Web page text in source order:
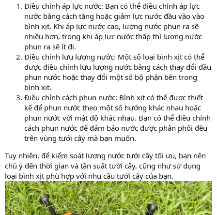
Điều chỉnh áp lực nước: Bạn có thể điều chỉnh áp lực
nước bằng cách tăng hoặc giảm lực nước đầu vào vào
bình xịt. Khi áp lực nước cao, lượng nước phun ra sẽ
nhiều hơn, trong khi áp lực nước thấp thì lượng nước
phun ra sẽ ít đi.
Điều chỉnh lưu lượng nước: Một số loại bình xịt có thể
được điều chỉnh lưu lượng nước bằng cách thay đổi đầu
phun nước hoặc thay đổi một số bộ phận bên trong
bình xịt.
Điều chỉnh cách phun nước: Bình xịt có thể được thiết
kế để phun nước theo một số hướng khác nhau hoặc
phun nước với mật độ khác nhau. Bạn có thể điều chỉnh
cách phun nước để đảm bảo nước được phân phối đều
trên vùng tưới cây mà bạn muốn.
Tuy nhiên, để kiểm soát lượng nước tưới cây tối ưu, bạn nên
chú ý đến thời gian và tần suất tưới cây, cũng như sử dụng
loại bình xịt phù hợp với nhu cầu tưới cây của bạn.